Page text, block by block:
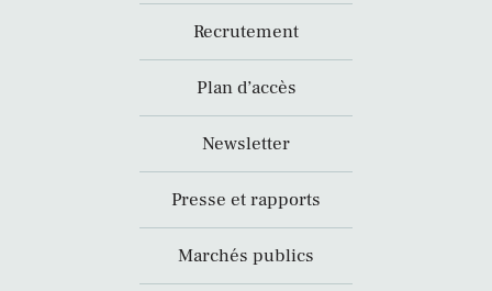
Recrutement
Plan d’accès
Newsletter
Presse et rapports
Marchés publics